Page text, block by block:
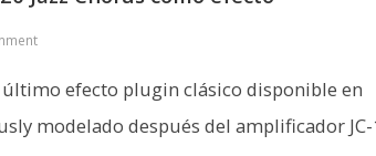
efecto plugin clásico disponible en
modelado después del amplificador JC-